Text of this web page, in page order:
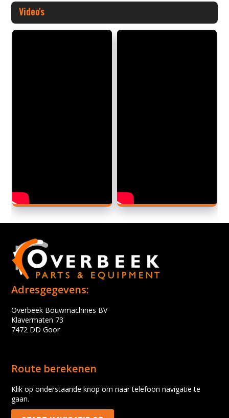
Video's
Adresgegevens:
Overbeek Bouwmachines BV
Klavermaten 73
7472 DD Goor
Route berekenen
Klik op onderstaande knop om naar telefoon navigatie te
gaan.